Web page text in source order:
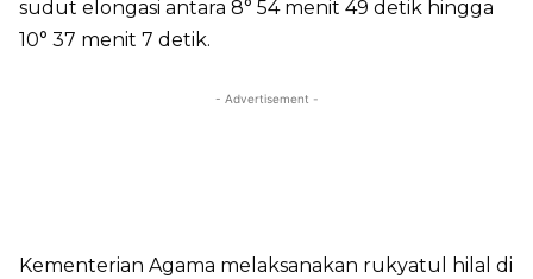
sudut elongasi antara 8° 54 menit 49 detik hingga
10° 37 menit 7 detik.
- Advertisement -
Kementerian Agama melaksanakan rukyatul hilal di